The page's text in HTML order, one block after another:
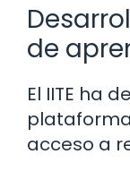
de
El IITE ha
acceso a